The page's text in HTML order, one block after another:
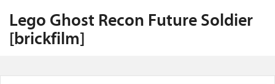
Lego Ghost Recon Future Soldier
[brickfilm]